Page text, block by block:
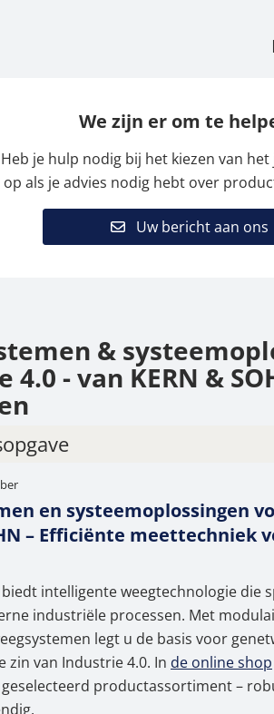
We zijn er om te
Heb je hulp nodig bij het kiezen van
als je advies nodig hebt over
Uw bericht aan ons
&
4.0 - van KERN &
weegtechniek – modulair,
van de voordelen van de
voor uw individuele
en ijking – direct klaar
en reserveonderdelen voor
en ondersteuning
en systeemoplossingen
– Efficiënte meettechniek
biedt intelligente weegtechnologie die
industriële processen. Met
legt u de basis voor
zin van Industrie 4.0. In de online shop
productassortiment –